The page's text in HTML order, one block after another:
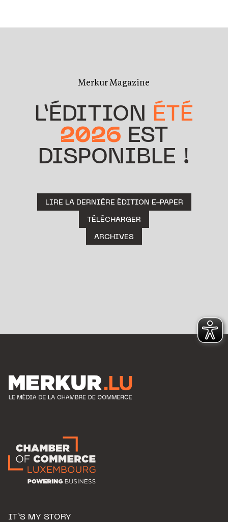
Merkur Magazine
L’ÉDITION ÉTÉ
2026 EST
DISPONIBLE !
LIRE LA DERNIÈRE ÉDITION E-PAPER
TÉLÉCHARGER
ARCHIVES
IT’S MY STORY